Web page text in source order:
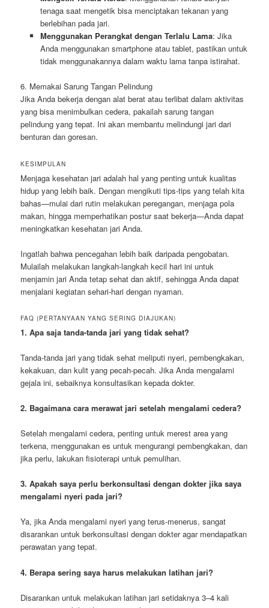
tenaga saat mengetik bisa menciptakan tekanan yang
berlebihan pada jari.
Menggunakan Perangkat dengan Terlalu Lama: Jika
Anda menggunakan smartphone atau tablet, pastikan untuk
tidak menggunakannya dalam waktu lama tanpa istirahat.
6. Memakai Sarung Tangan Pelindung
Jika Anda bekerja dengan alat berat atau terlibat dalam aktivitas
yang bisa menimbulkan cedera, pakailah sarung tangan
pelindung yang tepat. Ini akan membantu melindungi jari dari
benturan dan goresan.
KESIMPULAN
Menjaga kesehatan jari adalah hal yang penting untuk kualitas
hidup yang lebih baik. Dengan mengikuti tips-tips yang telah kita
bahas—mulai dari rutin melakukan peregangan, menjaga pola
makan, hingga memperhatikan postur saat bekerja—Anda dapat
meningkatkan kesehatan jari Anda.
Ingatlah bahwa pencegahan lebih baik daripada pengobatan.
Mulailah melakukan langkah-langkah kecil hari ini untuk
menjamin jari Anda tetap sehat dan aktif, sehingga Anda dapat
menjalani kegiatan sehari-hari dengan nyaman.
FAQ (PERTANYAAN YANG SERING DIAJUKAN)
1. Apa saja tanda-tanda jari yang tidak sehat?
Tanda-tanda jari yang tidak sehat meliputi nyeri, pembengkakan,
kekakuan, dan kulit yang pecah-pecah. Jika Anda mengalami
gejala ini, sebaiknya konsultasikan kepada dokter.
2. Bagaimana cara merawat jari setelah mengalami cedera?
Setelah mengalami cedera, penting untuk merest area yang
terkena, menggunakan es untuk mengurangi pembengkakan, dan
jika perlu, lakukan fisioterapi untuk pemulihan.
3. Apakah saya perlu berkonsultasi dengan dokter jika saya
mengalami nyeri pada jari?
Ya, jika Anda mengalami nyeri yang terus-menerus, sangat
disarankan untuk berkonsultasi dengan dokter agar mendapatkan
perawatan yang tepat.
4. Berapa sering saya harus melakukan latihan jari?
Disarankan untuk melakukan latihan jari setidaknya 3–4 kali